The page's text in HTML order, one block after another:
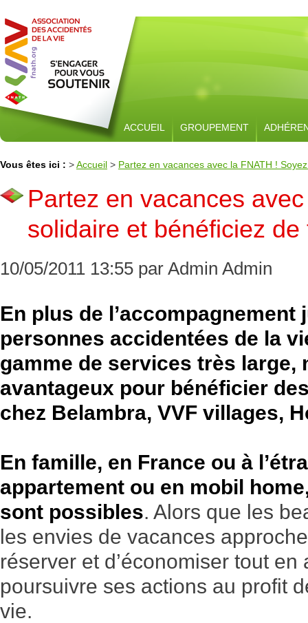
ACCUEIL GROUPEMENT
Vous êtes ici : >Accueil > Partez en vacances avec la FNATH !
Partez en vacances
solidaire et bénéficiez
10/05/2011 13:55 par Admin Admin
En plus de l’accompagnement
personnes accidentées de la
gamme de services très large,
avantageux pour bénéficier
chez Belambra, VVF villages,
En famille, en France ou à
appartement ou en mobil
sont possibles. Alors que les
les envies de vacances
réserver et d’économiser tout en
poursuivre ses actions au profit
vie.